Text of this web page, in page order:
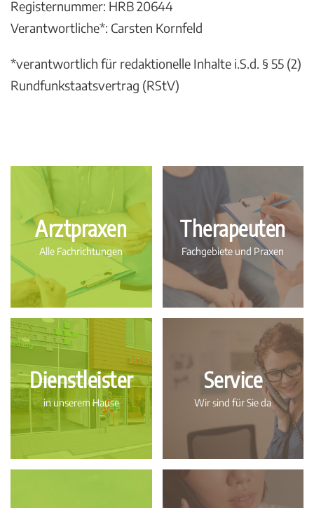
Registernummer: HRB 20644
Verantwortliche*: Carsten Kornfeld
*verantwortlich für redaktionelle Inhalte i.S.d. § 55 (2)
Rundfunkstaatsvertrag (RStV)
Arztpraxen
Alle Fachrichtungen
Therapeuten
Fachgebiete und Praxen
Dienstleister
in unserem Hause
Service
Wir sind für Sie da